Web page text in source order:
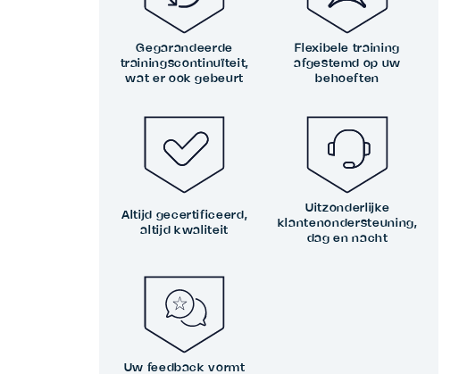
Gegarandeerde
trainingscontinuïteit,
wat er ook gebeurt
Flexibele training
afgestemd op uw
behoeften
Altijd gecertificeerd,
altijd kwaliteit
Uitzonderlijke
klantenondersteuning,
dag en nacht
Uw feedback vormt